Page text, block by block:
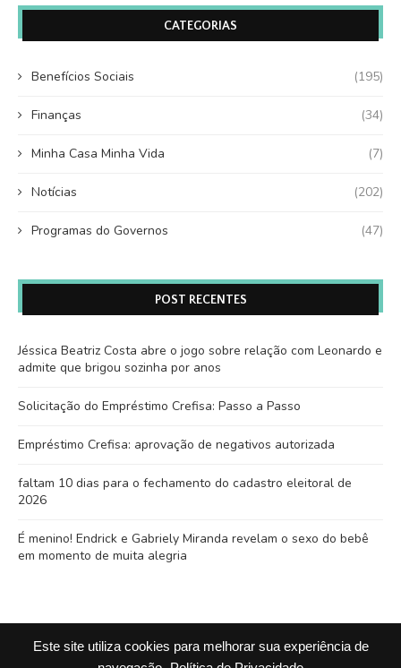
Este site utiliza cookies para melhorar sua experiência de
CATEGORIAS
Benefícios Sociais (195)
Finanças (34)
Minha Casa Minha Vida (7)
Notícias (202)
Programas do Governos (47)
POST RECENTES
Jéssica Beatriz Costa abre o jogo sobre relação com Leonardo e
admite que brigou sozinha por anos
Solicitação do Empréstimo Crefisa: Passo a Passo
Empréstimo Crefisa: aprovação de negativos autorizada
faltam 10 dias para o fechamento do cadastro eleitoral de
2026
É menino! Endrick e Gabriely Miranda revelam o sexo do bebê
em momento de muita alegria